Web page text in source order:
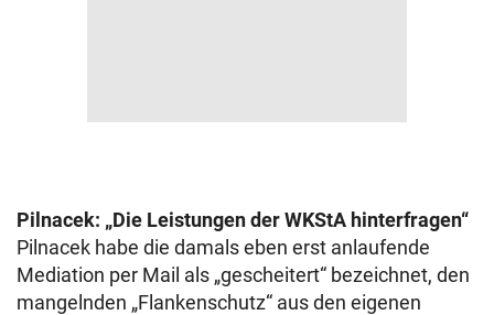
Pilnacek: „Die Leistungen der WKStA hinterfragen“
Pilnacek habe die damals eben erst anlaufende
Mediation per Mail als „gescheitert“ bezeichnet, den
mangelnden „Flankenschutz“ aus den eigenen